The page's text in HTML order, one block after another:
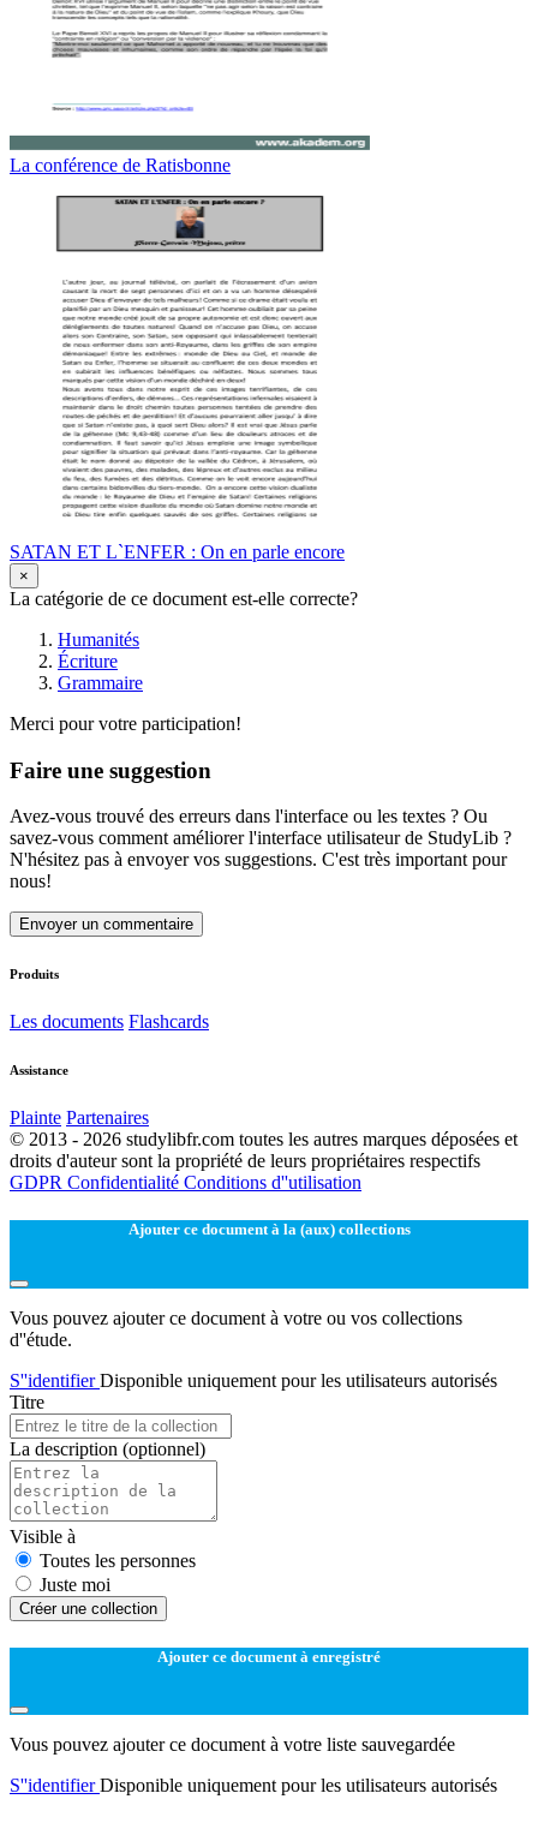
La conférence de Ratisbonne
SATAN ET L`ENFER : On en parle encore
×
La catégorie de ce document est-elle correcte?
Humanités
Écriture
Grammaire
Merci pour votre participation!
Faire une suggestion
Avez-vous trouvé des erreurs dans l'interface ou les textes ? Ou
savez-vous comment améliorer l'interface utilisateur de StudyLib ?
N'hésitez pas à envoyer vos suggestions. C'est très important pour
nous!
Envoyer un commentaire
Produits
Les documents Flashcards
Assistance
Plainte Partenaires
© 2013 - 2026 studylibfr.com toutes les autres marques déposées et
droits d'auteur sont la propriété de leurs propriétaires respectifs
GDPR Confidentialité Conditions d''utilisation
Ajouter ce document à la (aux) collections
Vous pouvez ajouter ce document à votre ou vos collections
d''étude.
S''identifierDisponible uniquement pour les utilisateurs autorisés
Titre
La description (optionnel)
Visible à
Toutes les personnes
Juste moi
Créer une collection
Ajouter ce document à enregistré
Vous pouvez ajouter ce document à votre liste sauvegardée
S''identifierDisponible uniquement pour les utilisateurs autorisés